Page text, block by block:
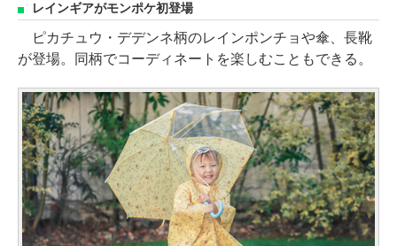
レインギアがモンポケ初登場
ピカチュウ・デデンネ柄のレインポンチョや傘、長靴
が登場。同柄でコーディネートを楽しむこともできる。